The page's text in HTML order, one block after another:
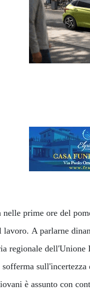
nelle prime ore del
lavoro. A parlarne
regionale
sofferma
è assunto con